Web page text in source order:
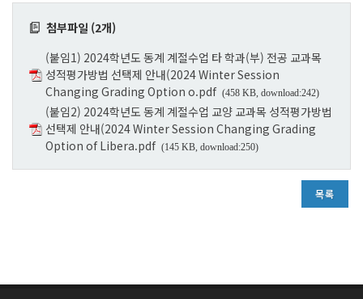
첨부파일 (2개)
(붙임1) 2024학년도 동계 계절수업 타 학과(부) 전공 교과목
성적평가방법 선택제 안내(2024 Winter Session
Changing Grading Option o.pdf (458 KB, download:242)
(붙임2) 2024학년도 동계 계절수업 교양 교과목 성적평가방법
선택제 안내(2024 Winter Session Changing Grading
Option of Libera.pdf (145 KB, download:250)
목록